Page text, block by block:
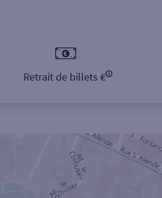
Retrait de billets €